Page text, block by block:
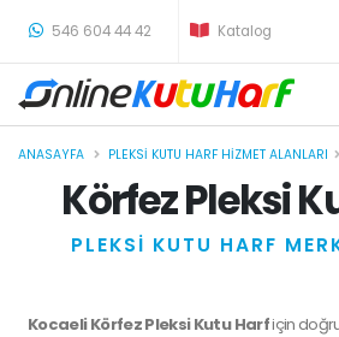
546 604 44 42 Katalog
ANASAYFA PLEKSI KUTU HARF HIZMET ALANLARI
Körfez Pleksi
PLEKSİ KUTU HARF
Kocaeli Körfez Pleksi Kutu Harfiçin